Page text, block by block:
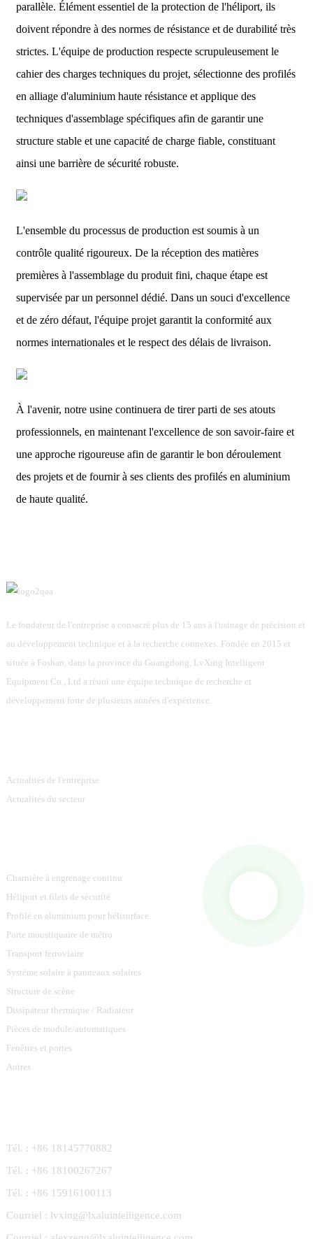
parallèle. Élément essentiel de la protection de l'héliport, ils
doivent répondre à des normes de résistance et de durabilité très
strictes. L'équipe de production respecte scrupuleusement le
cahier des charges techniques du projet, sélectionne des profilés
en alliage d'aluminium haute résistance et applique des
techniques d'assemblage spécifiques afin de garantir une
structure stable et une capacité de charge fiable, constituant
ainsi une barrière de sécurité robuste.
L'ensemble du processus de production est soumis à un
contrôle qualité rigoureux. De la réception des matières
premières à l'assemblage du produit fini, chaque étape est
supervisée par un personnel dédié. Dans un souci d'excellence
et de zéro défaut, l'équipe projet garantit la conformité aux
normes internationales et le respect des délais de livraison.
À l'avenir, notre usine continuera de tirer parti de ses atouts
professionnels, en maintenant l'excellence de son savoir-faire et
une approche rigoureuse afin de garantir le bon déroulement
des projets et de fournir à ses clients des profilés en aluminium
de haute qualité.
Le fondateur de l'entreprise a consacré plus de 15 ans à l'usinage de précision et
au développement technique et à la recherche connexes. Fondée en 2015 et
située à Foshan, dans la province du Guangdong, LvXing Intelligent
Equipment Co., Ltd a réuni une équipe technique de recherche et
développement forte de plusieurs années d'expérience.
Actualités de l'entreprise
Actualités du secteur
Charnière à engrenage continu
Héliport et filets de sécurité
Profilé en aluminium pour hélisurface
Porte moustiquaire de métro
Transport ferroviaire
Système solaire à panneaux solaires
Structure de scène
Dissipateur thermique / Radiateur
Pièces de module/automatiques
Fenêtres et portes
Autres
Tél. : +86 18145770882
Tél. : +86 18100267267
Tél. : +86 15916100113
Courriel : lvxing@lxaluintelligence.com